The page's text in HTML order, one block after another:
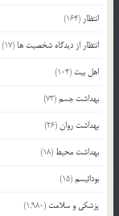
انتظار (164)
انتظار از دیدگاه شخصیت ها (17)
اهل بیت (104)
بهداشت جسم(73)
بهداشت روان(26)
بهداشت محیط (18)
بودائیسم(15)
پزشکی و سلامت (1,980)